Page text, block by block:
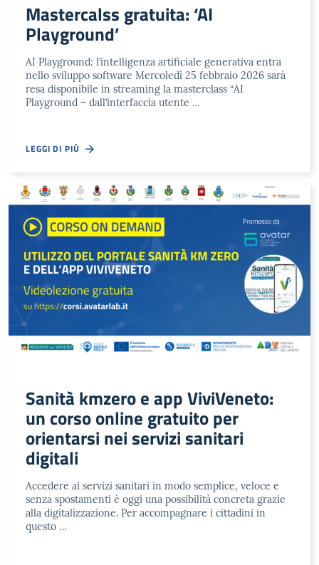
Mastercalss gratuita: ‘AI
Playground’
AI Playground: l’intelligenza artificiale generativa entra
nello sviluppo software Mercoledì 25 febbraio 2026 sarà
resa disponibile in streaming la masterclass “AI
Playground – dall’interfaccia utente …
LEGGI DI PIÙ
Sanità kmzero e app ViviVeneto:
un corso online gratuito per
orientarsi nei servizi sanitari
digitali
Accedere ai servizi sanitari in modo semplice, veloce e
senza spostamenti è oggi una possibilità concreta grazie
alla digitalizzazione. Per accompagnare i cittadini in
questo …